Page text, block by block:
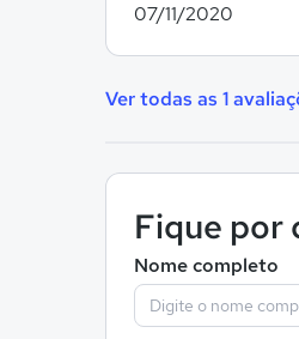
07/11/2020
Ver todas as 1
Fique por
Nome completo